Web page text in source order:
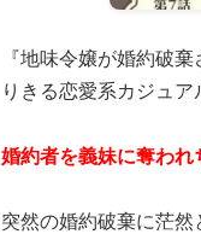
『地味令嬢が婚約破
りきる恋愛系カジュア
婚約者を義妹に奪われ
突然の婚約破棄に茫